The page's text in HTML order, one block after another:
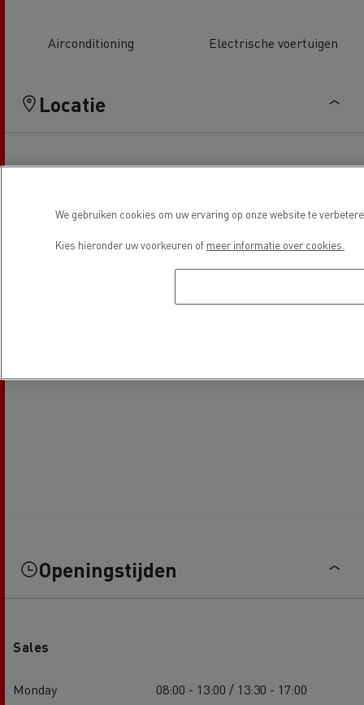
Airconditioning Electrische voertuigen
Locatie
Openingstijden
Sales
Monday
08:00 - 13:00 / 13:30 - 17:00
We gebruiken cookies om uw ervaring op onze website te
Kies hieronder uw voorkeuren of meer informatie over cookies.